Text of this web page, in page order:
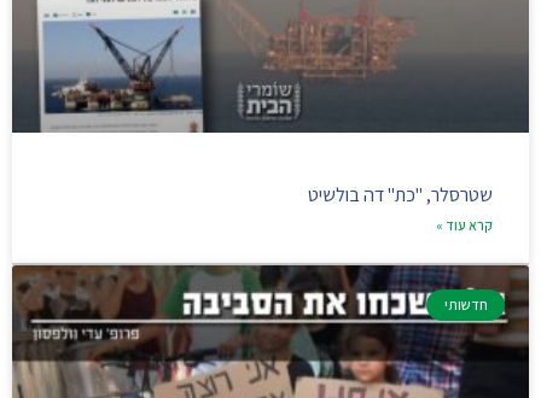
שטרסלר, "כת" דה בולשיט
קרא עוד »
חדשותי